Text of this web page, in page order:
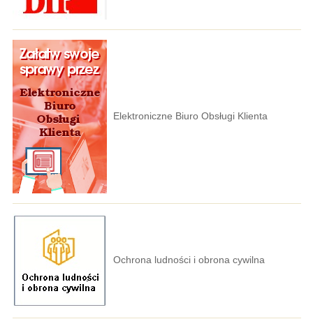
Elektroniczne Biuro Obsługi Klienta
Ochrona ludności i obrona cywilna